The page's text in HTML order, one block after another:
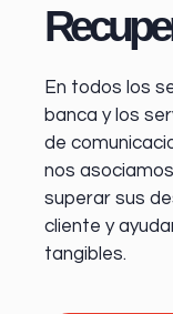
En todos los
banca y los
de
nos
superar sus
cliente y
tangibles.